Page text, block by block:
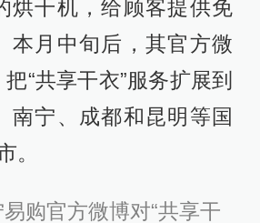
烘干机，给顾客提供免
本月中旬后，其官方微
“共享干衣”服务扩展到
南宁、成都和昆明等国
。
购官方微博对“共享干